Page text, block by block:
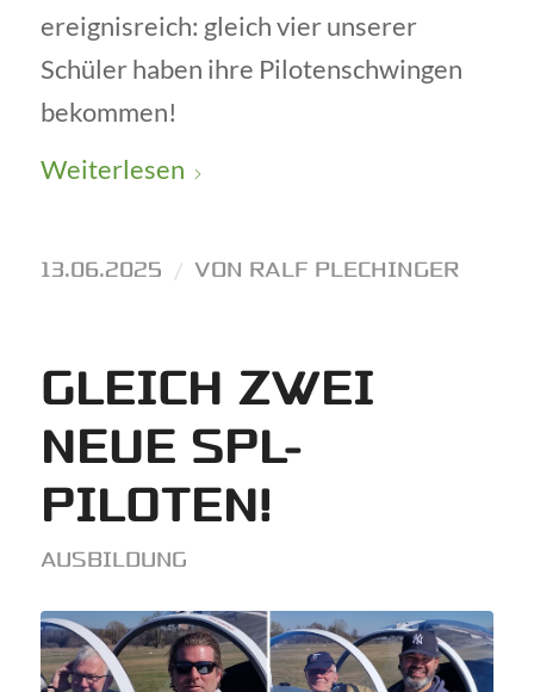
ereignisreich: gleich vier unserer
Schüler haben ihre Pilotenschwingen
bekommen!
Weiterlesen
13.06.2025 / VON RALF PLECHINGER
GLEICH ZWEI
NEUE SPL-
PILOTEN!
AUSBILDUNG